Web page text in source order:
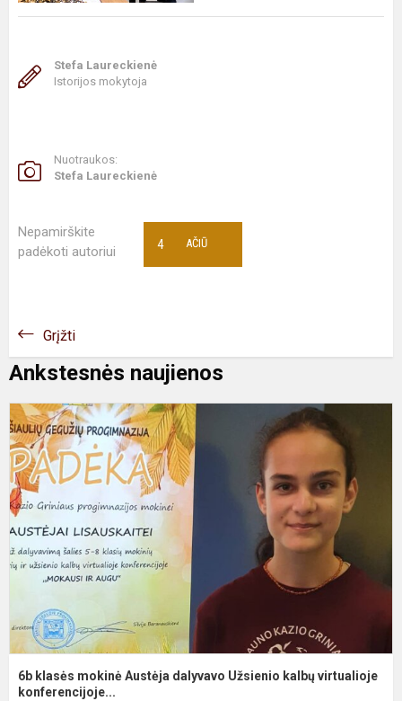
Stefa Laureckienė
Istorijos mokytoja
Nuotraukos:
Stefa Laureckienė
Nepamirškite
padėkoti autoriui
AČIŪ
4
Grįžti
Ankstesnės naujienos
6b klasės mokinė Austėja dalyvavo Užsienio kalbų virtualioje
konferencijoje...